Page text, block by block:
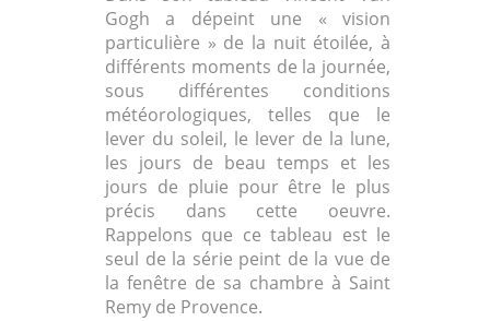
Gogh a dépeint une « vision
particulière » de la nuit étoilée, à
différents moments de la journée,
sous différentes conditions
météorologiques, telles que le
lever du soleil, le lever de la lune,
les jours de beau temps et les
jours de pluie pour être le plus
précis dans cette oeuvre.
Rappelons que ce tableau est le
seul de la série peint de la vue de
la fenêtre de sa chambre à Saint
Remy de Provence.